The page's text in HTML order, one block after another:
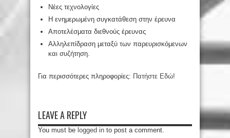
Νέες τεχνολογίες
Η ενημερωμένη συγκατάθεση στην έρευνα
Αποτελέσματα διεθνούς έρευνας
Αλληλεπίδραση μεταξύ των παρευρισκόμενων
και συζήτηση.
Για περισσότερες πληροφορίες: Πατήστε Εδώ!
LEAVE A REPLY
You must be logged in to post a comment.